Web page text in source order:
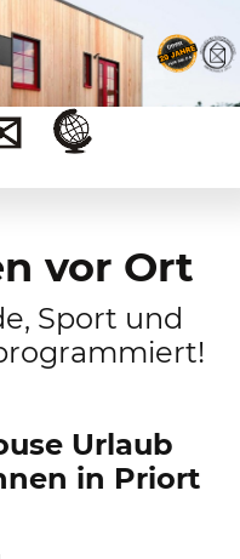
vor Ort
Sport und
Urlaub
in Priort